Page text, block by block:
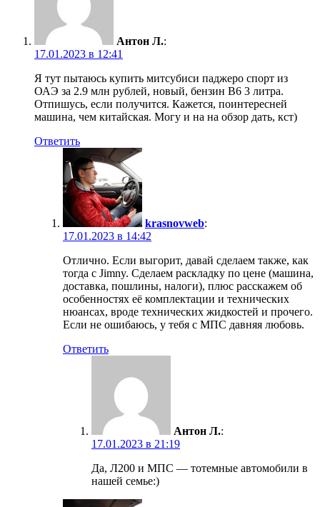
Антон Л.:
17.01.2023 в 12:41
Я тут пытаюсь купить митсубиси паджеро спорт из
ОАЭ за 2.9 млн рублей, новый, бензин В6 3 литра.
Отпишусь, если получится. Кажется, поинтересней
машина, чем китайская. Могу и на на обзор дать, кст)
Ответить
krasnovweb:
17.01.2023 в 14:42
Отлично. Если выгорит, давай сделаем также, как
тогда с Jimny. Сделаем раскладку по цене (машина,
доставка, пошлины, налоги), плюс расскажем об
особенностях её комплектации и технических
нюансах, вроде технических жидкостей и прочего.
Если не ошибаюсь, у тебя с МПС давняя любовь.
Ответить
Антон Л.:
17.01.2023 в 21:19
Да, Л200 и МПС — тотемные автомобили в
нашей семье:)